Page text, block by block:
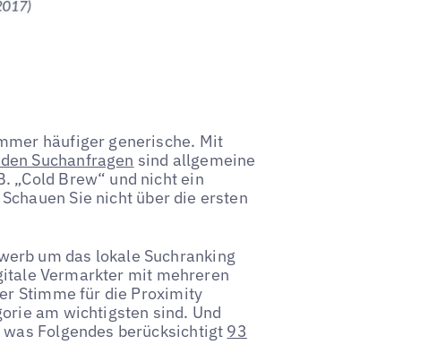
häufiger generische. Mit
Suchanfragen sind allgemeine
„Cold Brew“ und nicht ein
Sie nicht über die ersten
um das lokale Suchranking
Vermarkter mit mehreren
Stimme für die Proximity
am wichtigsten sind. Und
Folgendes berücksichtigt 93